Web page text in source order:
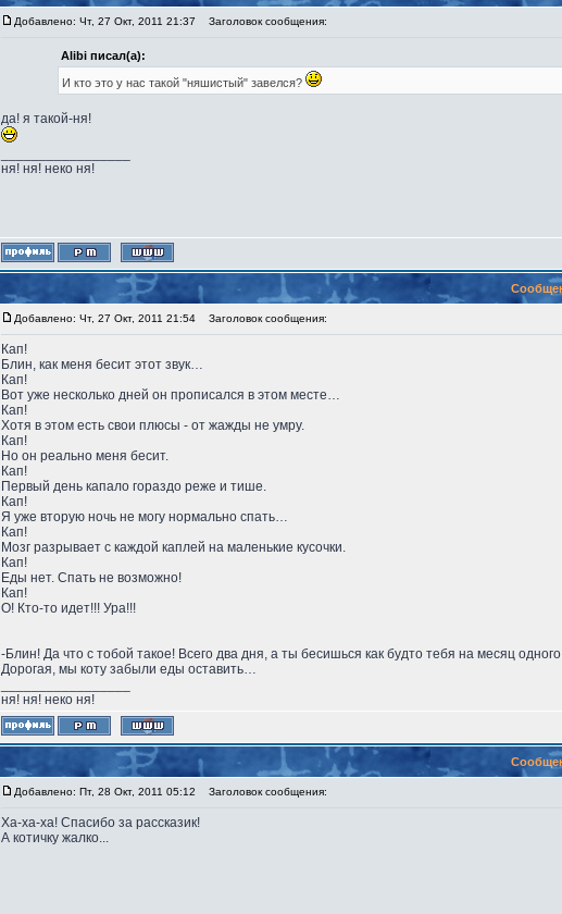
Добавлено: Чт, 27 Окт, 2011 21:37 Заголовок сообщения:
Alibi писал(а):
И кто это у нас такой "няшистый" завелся?
да! я такой-ня!
ня! ня! неко ня!
Добавлено: Чт, 27 Окт, 2011 21:54 Заголовок сообщения:
Кап!
Блин, как меня бесит этот звук…
Кап!
Вот уже несколько дней он прописался в этом месте…
Кап!
Хотя в этом есть свои плюсы - от жажды не умру.
Кап!
Но он реально меня бесит.
Кап!
Первый день капало гораздо реже и тише.
Кап!
Я уже вторую ночь не могу нормально спать…
Кап!
Мозг разрывает с каждой каплей на маленькие кусочки.
Кап!
Еды нет. Спать не возможно!
Кап!
О! Кто-то идет!!! Ура!!!
-Блин! Да что с тобой такое! Всего два дня, а ты бесишься как будто тебя на месяц
Дорогая, мы коту забыли еды оставить…
ня! ня! неко ня!
Добавлено: Пт, 28 Окт, 2011 05:12 Заголовок сообщения:
Ха-ха-ха! Спасибо за рассказик!
А котичку жалко...